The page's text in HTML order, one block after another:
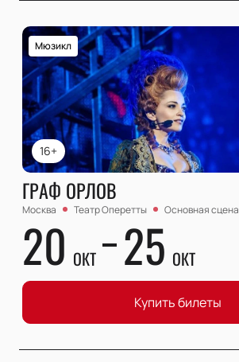
16+
Мюзикл
ГРАФ ОРЛОВ
Москва Театр Оперетты Основная сцена
20 ОКТ 25 ОКТ
Купить билеты